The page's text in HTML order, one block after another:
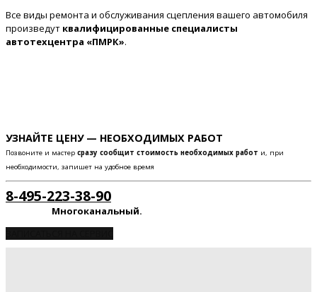
Все виды ремонта и обслуживания сцепления вашего автомобиля
произведут квалифицированные специалисты
автотехцентра «ПМРК».
УЗНАЙТЕ ЦЕНУ — НЕОБХОДИМЫХ РАБОТ
Позвоните и мастер сразу сообщит стоимость необходимых работ и, при
необходимости, запишет на удобное время
8-495-223-38-90
Многоканальный.